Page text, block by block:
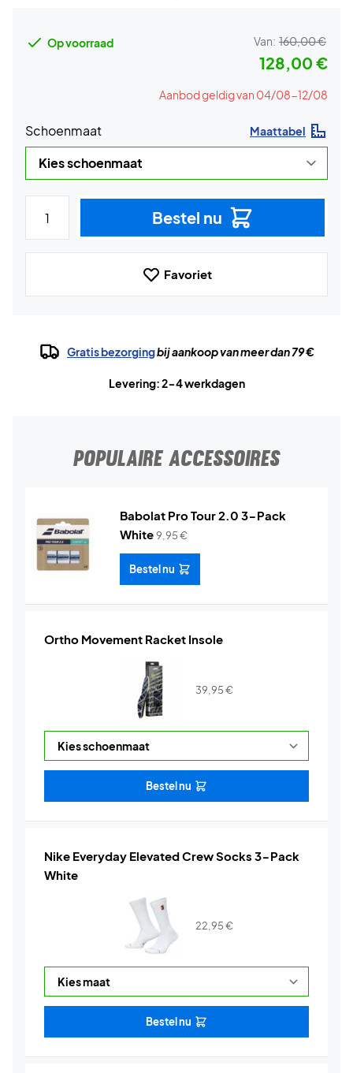
Op voorraad Van: 160,00 €
128,00 €
Aanbod geldig van 04/08-12/08
Schoenmaat Maattabel
Bestel nu
Favoriet
Gratis bezorgingbij aankoop van meer dan 79 €
Levering: 2-4 werkdagen
POPULAIRE ACCESSOIRES
Babolat Pro Tour 2.0 3-Pack
White9,95€
Bestel nu
Ortho Movement Racket Insole
39,95€
Bestel nu
Nike Everyday Elevated Crew Socks 3-Pack
White
22,95€
Bestel nu